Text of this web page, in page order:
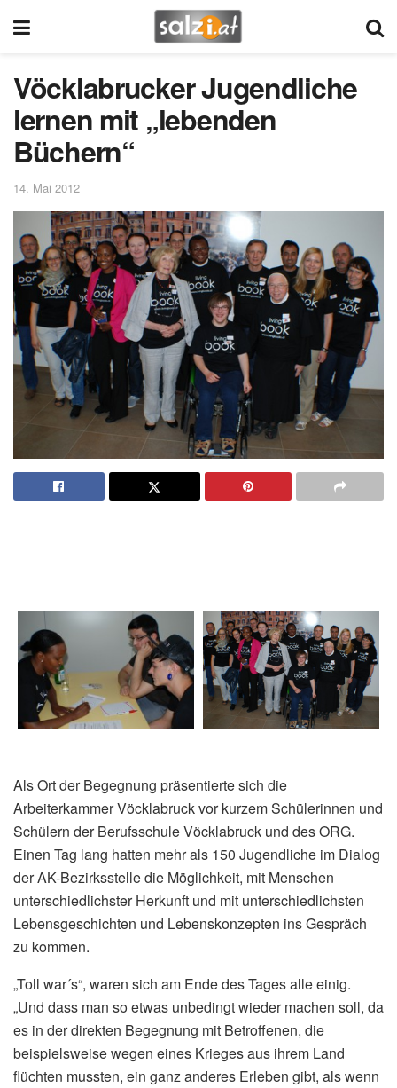
Vöcklabrucker Jugendliche
lernen mit „lebenden
Büchern“
14. Mai 2012
Als Ort der Begegnung präsentierte sich die
Arbeiterkammer Vöcklabruck vor kurzem Schülerinnen und
Schülern der Berufsschule Vöcklabruck und des ORG.
Einen Tag lang hatten mehr als 150 Jugendliche im Dialog
der AK-Bezirksstelle die Möglichkeit, mit Menschen
unterschiedlichster Herkunft und mit unterschiedlichsten
Lebensgeschichten und Lebenskonzepten ins Gespräch
zu kommen.
„Toll war´s“, waren sich am Ende des Tages alle einig.
„Und dass man so etwas unbedingt wieder machen soll, da
es in der direkten Begegnung mit Betroffenen, die
beispielsweise wegen eines Krieges aus ihrem Land
flüchten mussten, ein ganz anderes Erleben gibt, als wenn